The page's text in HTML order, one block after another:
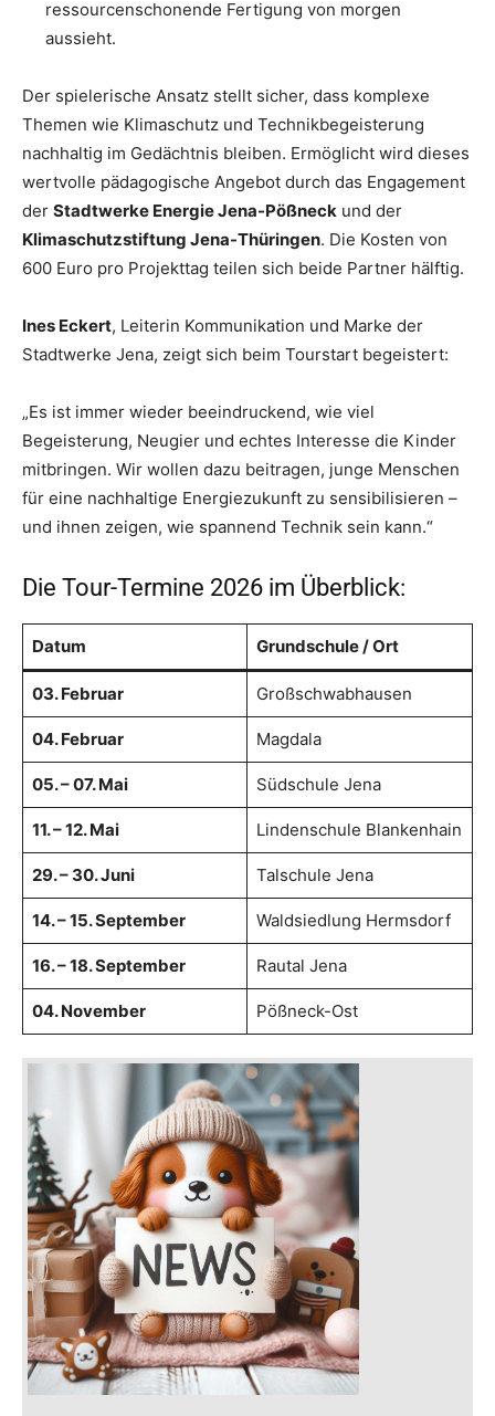
ressourcenschonende Fertigung von morgen
aussieht.
Der spielerische Ansatz stellt sicher, dass komplexe
Themen wie Klimaschutz und Technikbegeisterung
nachhaltig im Gedächtnis bleiben. Ermöglicht wird dieses
wertvolle pädagogische Angebot durch das Engagement
der Stadtwerke Energie Jena-Pößneck und der
Klimaschutzstiftung Jena-Thüringen. Die Kosten von
600 Euro pro Projekttag teilen sich beide Partner hälftig.
Ines Eckert, Leiterin Kommunikation und Marke der
Stadtwerke Jena, zeigt sich beim Tourstart begeistert:
„Es ist immer wieder beeindruckend, wie viel
Begeisterung, Neugier und echtes Interesse die Kinder
mitbringen. Wir wollen dazu beitragen, junge Menschen
für eine nachhaltige Energiezukunft zu sensibilisieren –
und ihnen zeigen, wie spannend Technik sein kann.“
Die Tour-Termine 2026 im Überblick:
Datum Grundschule / Ort
03. Februar Großschwabhausen
04. Februar Magdala
05. – 07. Mai Südschule Jena
11. – 12. Mai Lindenschule Blankenhain
29. – 30. Juni Talschule Jena
14. – 15. September Waldsiedlung Hermsdorf
16. – 18. September Rautal Jena
04. November Pößneck-Ost